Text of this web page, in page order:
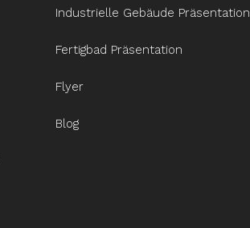
Industrielle Gebäude Präsentation
Fertigbad Präsentation
Flyer
Blog